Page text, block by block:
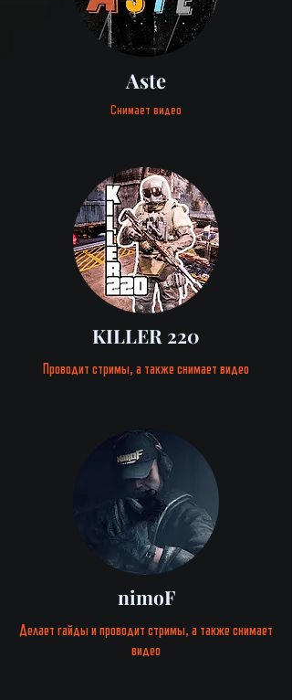
Aste
Cнимает видео
KILLER 220
Проводит стримы, а также снимает видео
nimoF
Делает гайды и проводит стримы, а также снимает
видео